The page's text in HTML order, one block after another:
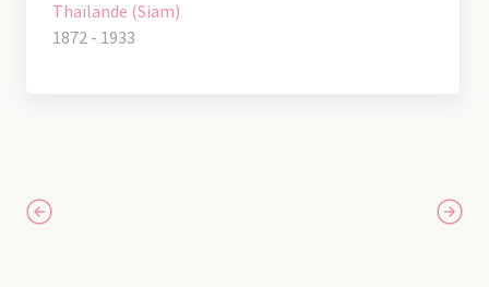
Thaïlande (Siam)
1872 - 1933